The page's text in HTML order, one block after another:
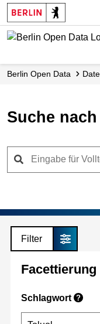
Skip
to
main
Berlin Open Data
Suche
Filter
Facettierung
Schlagwort ?